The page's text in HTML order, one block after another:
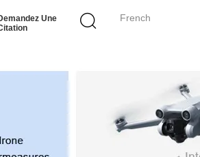
French
Une